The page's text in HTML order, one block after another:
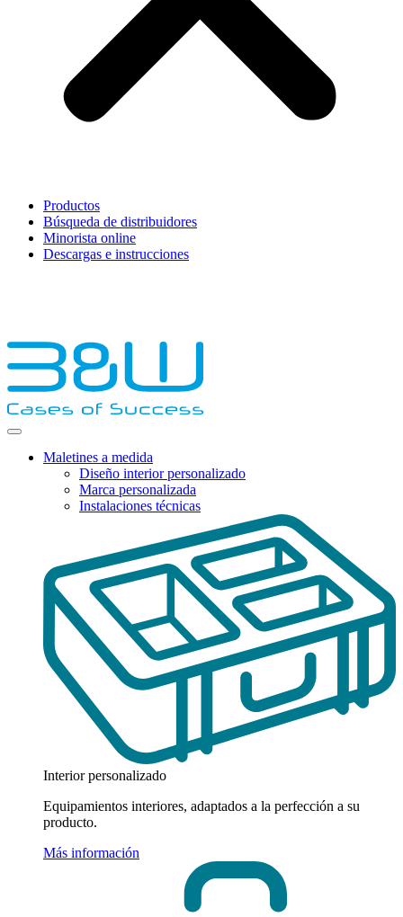
Productos
Búsqueda de distribuidores
Minorista online
Descargas e instrucciones
Maletines a medida
Diseño interior personalizado
Marca personalizada
Instalaciones técnicas
Interior personalizado
Equipamientos interiores, adaptados a la perfección a su
producto.
Más información